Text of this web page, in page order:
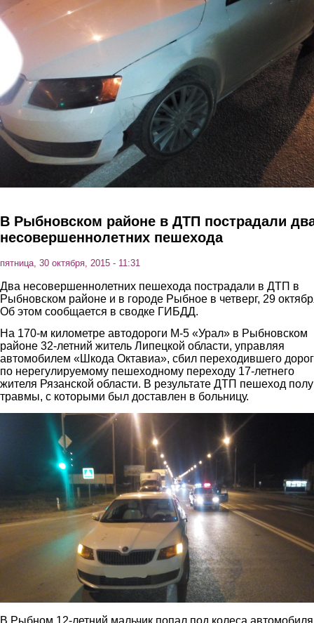
Перейти к основному содержанию
В Рыбновском районе в ДТП пострадали
несовершеннолетних пешехода
пятница, 30 октября, 2015 - 11:31
Два несовершеннолетних пешехода пострадали в ДТП в
Рыбновском районе и в городе Рыбное в четверг, 29
Об этом сообщается в сводке ГИБДД.
На 170-м километре автодороги М-5 «Урал» в Рыбновском
районе 32-летний житель Липецкой области, управляя
автомобилем «Шкода Октавиа», сбил переходившего
по нерегулируемому пешеходному переходу 17-летнего
жителя Рязанской области. В результате ДТП пешеход
травмы, с которыми был доставлен в больницу.
В Рыбном 12-летний мальчик попал под колеса автомобиля